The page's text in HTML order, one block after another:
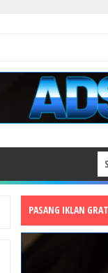
PASANG IKLAN